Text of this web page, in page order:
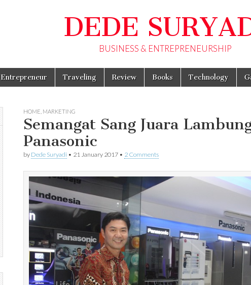
DEDE
BUSINESS & ENTREPRENEURSHIP
Entrepreneur Traveling Review Books Technology
HOME MARKETING
Semangat Sang Juara
Panasonic
by Dede Suryadi • 21 January 2017 • 2 Comments